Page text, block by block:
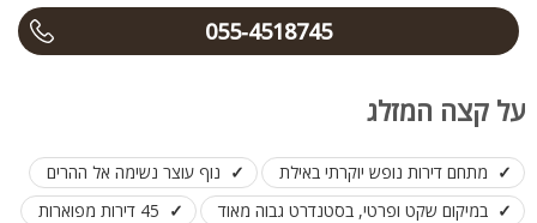
055-4518745
על קצה המזלג
מתחם דירות נופש יוקרתי באילת
נוף עוצר נשימה אל ההרים
במיקום שקט ופרטי, בסטנדרט גבוה מאוד
45 דירות מפוארות